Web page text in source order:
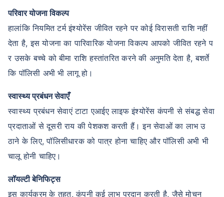
परिवार योजना विकल्प
हालांकि नियमित टर्म इंश्योरेंस जीवित रहने पर कोई विरासती राशि नहीं
देता है, इस योजना का पारिवारिक योजना विकल्प आपको जीवित रहने प
र उसके बच्चे को बीमा राशि हस्तांतरित करने की अनुमति देता है, बशर्ते
कि पॉलिसी अभी भी लागू हो।
स्वास्थ्य प्रबंधन सेवाएँ
स्वास्थ्य प्रबंधन सेवाएं टाटा एआईए लाइफ इंश्योरेंस कंपनी से संबद्ध सेवा
प्रदाताओं से दूसरी राय की पेशकश करती हैं। इन सेवाओं का लाभ उ
ठाने के लिए, पॉलिसीधारक को पात्र होना चाहिए और पॉलिसी अभी भी
चालू होनी चाहिए।
लॉयल्टी बेनिफिट्स
इस कार्यक्रम के तहत, कंपनी कई लाभ प्रदान करती है, जैसे मोचन